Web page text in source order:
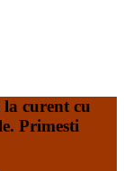
curent cu
Primesti